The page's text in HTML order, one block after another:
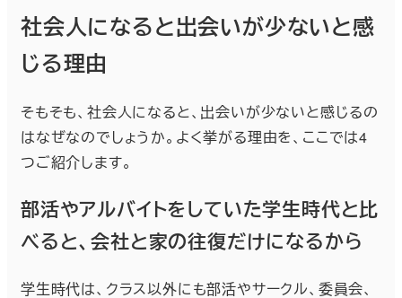
社会人になると出会いが少ないと感
じる理由
そもそも、社会人になると、出会いが少ないと感じるの
はなぜなのでしょうか。よく挙がる理由を、ここでは4
つご紹介します。
部活やアルバイトをしていた学生時代と比
べると、会社と家の往復だけになるから
学生時代は、クラス以外にも部活やサークル、委員会、